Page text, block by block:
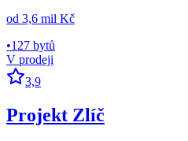
od 3,6 mil Kč
•127 bytů
V prodeji
3,9
Projekt Zlíč